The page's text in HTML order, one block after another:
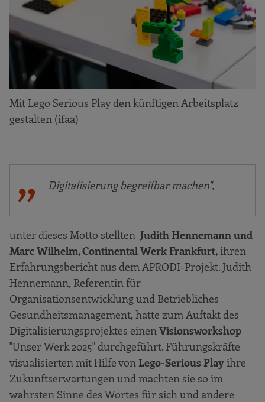
Mit Lego Serious Play den künftigen Arbeitsplatz
gestalten (ifaa)
Digitalisierung begreifbar machen",
unter dieses Motto stellten Judith Hennemann und
Marc Wilhelm, Continental Werk Frankfurt, ihren
Erfahrungsbericht aus dem APRODI-Projekt. Judith
Hennemann, Referentin für
Organisationsentwicklung und Betriebliches
Gesundheitsmanagement, hatte zum Auftakt des
Digitalisierungsprojektes einen Visionsworkshop
"Unser Werk 2025" durchgeführt. Führungskräfte
visualisierten mit Hilfe von Lego-Serious Play ihre
Zukunftserwartungen und machten sie so im
wahrsten Sinne des Wortes für sich und andere